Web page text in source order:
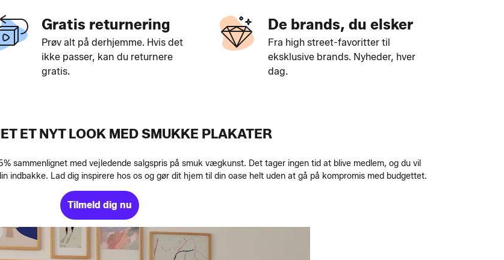
Gratis returnering
Prøv alt på derhjemme. Hvis det
ikke passer, kan du returnere
gratis.
De brands, du elsker
Fra high street-favoritter til
eksklusive brands. Nyheder, hver
dag.
ET NYT LOOK MED SMUKKE PLAKATER
sammenlignet med vejledende salgspris på smuk vægkunst. Det tager ingen tid at blive medlem, og du vil
indbakke. Lad dig inspirere hos os og gør dit hjem til din oase helt uden at gå på kompromis med budgettet.
Tilmeld dig nu